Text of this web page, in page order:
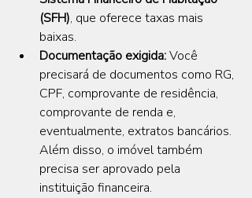
(SFH), que oferece taxas mais
baixas.
Documentação exigida: Você
precisará de documentos como RG,
CPF, comprovante de residência,
comprovante de renda e,
eventualmente, extratos bancários.
Além disso, o imóvel também
precisa ser aprovado pela
instituição financeira.